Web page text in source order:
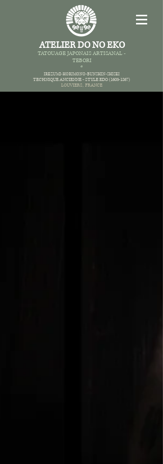
ATELIER DO NO EKO
TATOUAGE JAPONAIS ARTISANAL -
TEBORI
*
IREZUMI-HORIMONO-BUNSHIN-SHISEI
TECHNIQUE ANCIENNE -STYLE EDO(1603-1867)
LOUVIERS, FRANCE